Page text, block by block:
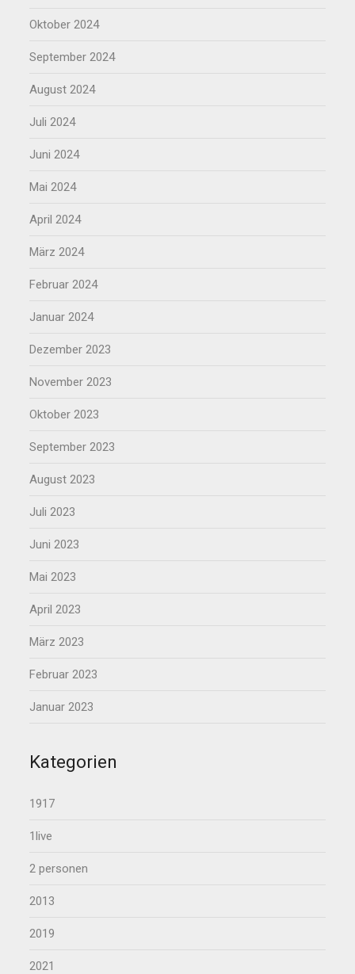
Oktober 2024
September 2024
August 2024
Juli 2024
Juni 2024
Mai 2024
April 2024
März 2024
Februar 2024
Januar 2024
Dezember 2023
November 2023
Oktober 2023
September 2023
August 2023
Juli 2023
Juni 2023
Mai 2023
April 2023
März 2023
Februar 2023
Januar 2023
Kategorien
1917
1live
2 personen
2013
2019
2021